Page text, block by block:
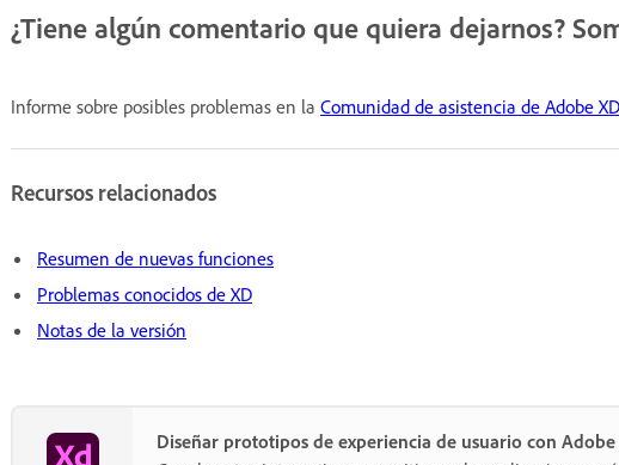
¿Tiene algún comentario que quiera dejarnos?
Informe sobre posibles problemas en la Comunidad de asistencia de Adobe XD
Recursos relacionados
Resumen de nuevas funciones
Problemas conocidos de XD
Notas de la versión
Diseñar prototipos de experiencia de usuario con Adobe